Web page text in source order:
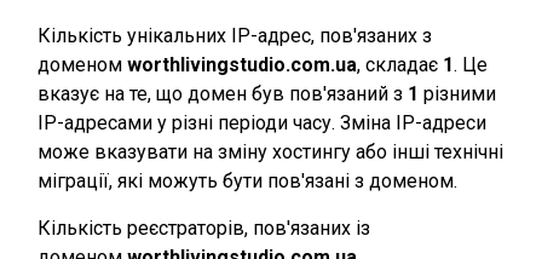
Кількість унікальних IP-адрес, пов'язаних з
доменом worthlivingstudio.com.ua, складає 1. Це
вказує на те, що домен був пов'язаний з 1 різними
IP-адресами у різні періоди часу. Зміна IP-адреси
може вказувати на зміну хостингу або інші технічні
міграції, які можуть бути пов'язані з доменом.
Кількість реєстраторів, пов'язаних із